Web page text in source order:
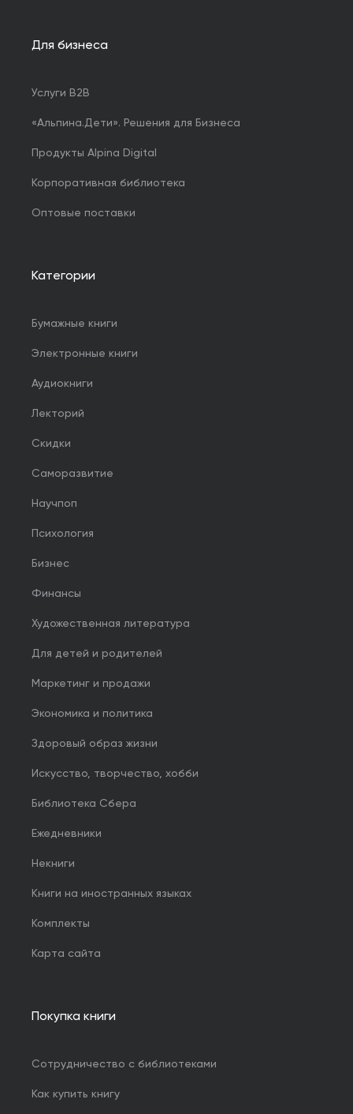
Для бизнеса
Услуги B2B
«Альпина.Дети». Решения для Бизнеса
Продукты Alpina Digital
Корпоративная библиотека
Оптовые поставки
Категории
Бумажные книги
Электронные книги
Аудиокниги
Лекторий
Скидки
Саморазвитие
Научпоп
Психология
Бизнес
Финансы
Художественная литература
Для детей и родителей
Маркетинг и продажи
Экономика и политика
Здоровый образ жизни
Искусство, творчество, хобби
Библиотека Сбера
Ежедневники
Некниги
Книги на иностранных языках
Комплекты
Карта сайта
Покупка книги
Сотрудничество с библиотеками
Как купить книгу